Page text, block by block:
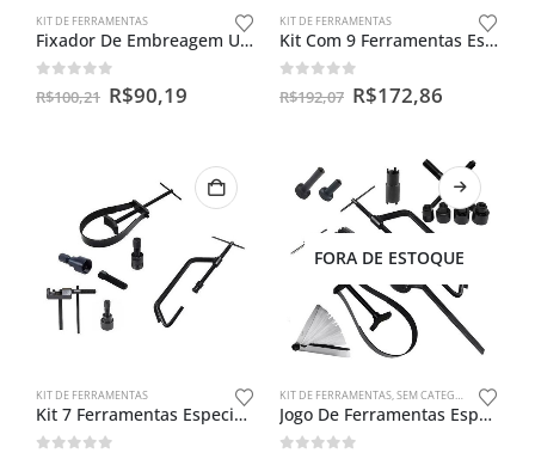
KIT DE FERRAMENTAS
Fixador De Embreagem Universal + Chave Castelo Dupla E Trava
out of 5
R$100,21 R$90,19
KIT DE FERRAMENTAS
Kit Com 9 Ferramentas Especiais Para Biz/cg125/cg150
out of 5
R$192,07 R$172,86
KIT DE FERRAMENTAS
Kit 7 Ferramentas Especiais Para Motos II
FORA DE ESTOQUE
KIT DE FERRAMENTAS,SEM CATEGORIA
Jogo De Ferramentas Especial Para Oficina De Moto